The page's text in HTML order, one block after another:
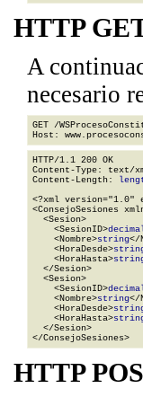
HTTP
A
necesario
GET /
HTTP/1.1 200 OK
Content-Type: text/
Content-Length:
<?xml version="1.0"
<ConsejoSesiones
  <Sesion>
    <SesionID>
    <Nombre>
string</
    <HoraDesde>
    <HoraHasta>
  </Sesion>
  <Sesion>
    <SesionID>
    <Nombre>
string</
    <HoraDesde>
    <HoraHasta>
  </Sesion>
</ConsejoSesiones>
HTTP